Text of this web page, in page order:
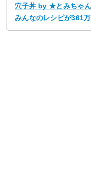
穴子丼 by ★とみちゃ
みんなのレシピが361